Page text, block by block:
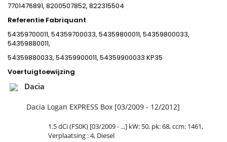
7701476891, 8200507852, 822315504
Referentie Fabriquant
54359700011, 54359700033, 54359800011, 54359800033,
54359880011,
54359880033, 54359900011, 54359900033 KP35
Voertuigtoewijzing
Dacia
Dacia Logan EXPRESS Box [03/2009 - 12/2012]
1.5 dCi (FS0K) [03/2009 - ...] kW: 50, pk: 68, ccm: 1461,
Verplaatsing : 4, Diesel